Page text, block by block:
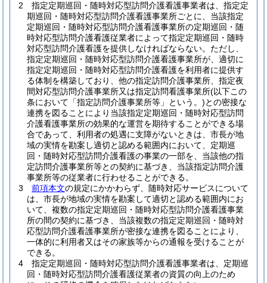
2
指定定期巡回・随時対応型訪問介護看護事業者は、指定定
期巡回・随時対応型訪問介護看護事業所ごとに、当該指定
定期巡回・随時対応型訪問介護看護事業所の定期巡回・随
時対応型訪問介護看護従業者によって指定定期巡回・随時
対応型訪問介護看護を提供しなければならない。 ただし、
指定定期巡回・随時対応型訪問介護看護事業所が、適切に
指定定期巡回・随時対応型訪問介護看護を利用者に提供す
る体制を構築しており、他の指定訪問介護事業所、指定夜
間対応型訪問介護事業所又は指定訪問看護事業所(以下この
条において「指定訪問介護事業所等」という。)との密接な
連携を図ることにより当該指定定期巡回・随時対応型訪問
介護看護事業所の効果的な運営を期待することができる場
合であって、利用者の処遇に支障がないときは、市長が地
域の実情を勘案し適切と認める範囲内において、定期巡
回・随時対応型訪問介護看護の事業の一部を、当該他の指
定訪問介護事業所等との契約に基づき、当該指定訪問介護
事業所等の従業者に行わせることができる。
3
前項本文の規定にかかわらず、随時対応サービスについて
は、市長が地域の実情を勘案して適切と認める範囲内にお
いて、複数の指定定期巡回・随時対応型訪問介護看護事業
所の間の契約に基づき、当該複数の指定定期巡回・随時対
応型訪問介護看護事業所が密接な連携を図ることにより、
一体的に利用者又はその家族等からの通報を受けることが
できる。
4
指定定期巡回・随時対応型訪問介護看護事業者は、定期巡
回・随時対応型訪問介護看護従業者の資質の向上のため